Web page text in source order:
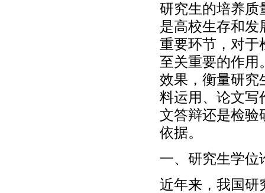
研究生的培养质
是高校生存和发
重要环节，对于
至关重要的作用
效果，衡量研究
料运用、论文写
文答辩还是检验
依据。
一、研究生学位
近年来，我国研